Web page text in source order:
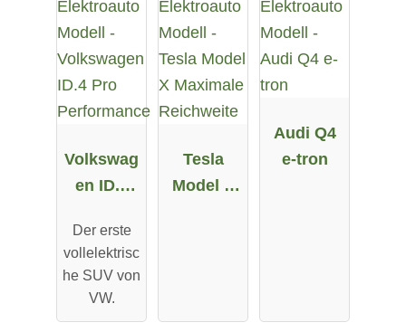
Volkswag
en ID.4
Performa
nce
Der erste
vollelektrisc
he SUV von
VW.
Tesla
Model X
Audi Q4
e-tron